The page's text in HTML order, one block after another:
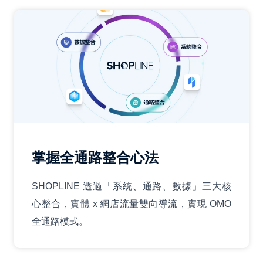
掌握全通路整合心法
SHOPLINE 透過「系統、通路、數據」三大核
心整合，實體 x 網店流量雙向導流，實現 OMO
全通路模式。